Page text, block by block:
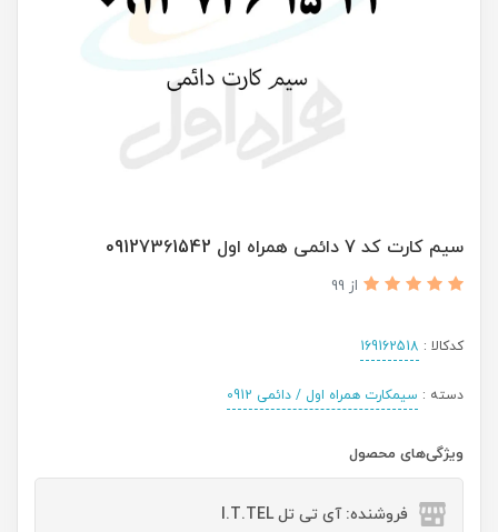
سیم کارت کد 7 دائمی همراه اول 09127361542
از 99
کدکالا : 169162518
دسته : سیمکارت همراه اول / دائمی 0912
ویژگی‌های محصول
فروشنده: آی تی تل I.T.TEL